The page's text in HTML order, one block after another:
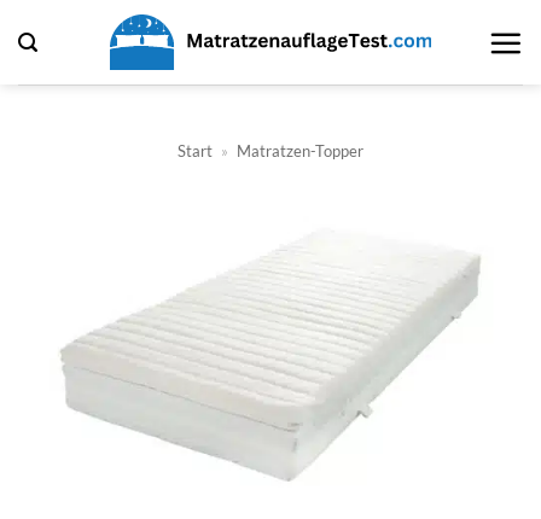
Inhalt
springen
Start » Matratzen-Topper